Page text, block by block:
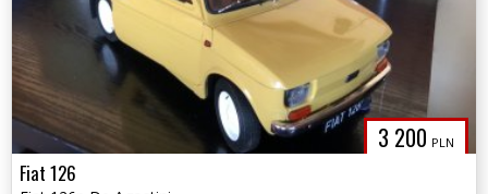
3 200 PLN
Fiat 126